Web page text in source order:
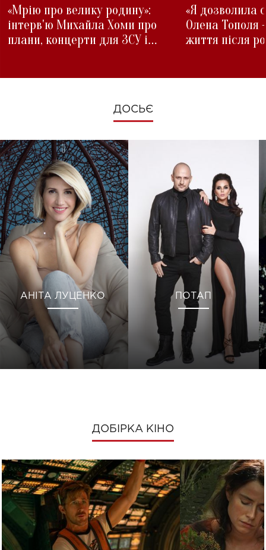
«Мрію про велику родину»:
інтерв'ю Михайла Хоми про
плани, концерти для ЗСУ і
«Я дозволила
Олена Тополя
життя після
ДОСЬЄ
АНІТА ЛУЦЕНКО ПОТАП
ДОБІРКА КІНО